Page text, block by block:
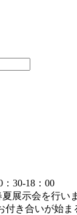
30-18：00
夏展示会を行い
付き合いが始ま